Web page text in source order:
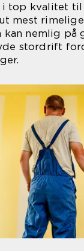
i top kvalitet til
mest
kan nemlig på
stordrift